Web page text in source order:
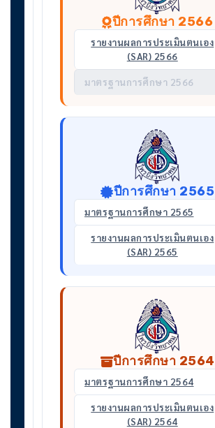
ปีการศึกษา 2566
รายงานผลการประเมินตนเอง
(SAR) 2566
มาตรฐานการศึกษา 2566
ปีการศึกษา 2565
มาตรฐานการศึกษา 2565
รายงานผลการประเมินตนเอง
(SAR) 2565
ปีการศึกษา 2564
มาตรฐานการศึกษา 2564
รายงานผลการประเมินตนเอง
(SAR) 2564